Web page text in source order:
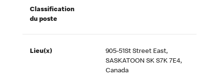
Classification
du poste
Lieu(x)
905-51St Street East,
SASKATOON SK S7K 7E4,
Canada